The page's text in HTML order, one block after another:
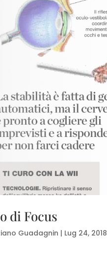
di Focus
Guadagnin | Lug 24, 2018